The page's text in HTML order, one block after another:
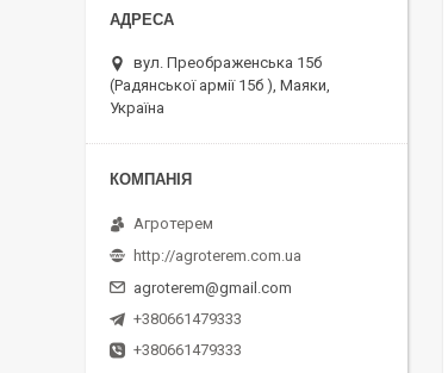
вул. Преображенська 15б
(Радянської армії 15б ), Маяки,
Україна
Агротерем
http://agroterem.com.ua
agroterem@gmail.com
+380661479333
+380661479333